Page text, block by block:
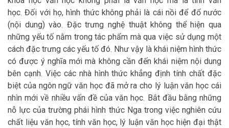
học. Đối với họ, hình thức không phải là cái nồi để đổ nước
(nội dung) vào. Đặc trưng nghệ thuật không thể hiện qua
những yếu tố nằm trong tác phẩm mà qua việc sử dụng một
cách đặc trưng các yếu tố đó. Như vậy là khái niệm hình thức
có được ý nghĩa mới mà không cần đến khái niệm nội dung
bên cạnh. Việc các nhà hình thức khẳng định tính chất đặc
biệt của ngôn ngữ văn học đã mở ra cho lý luận văn học cái
nhìn mới về nhiều vấn đề của văn học. Bắt đầu bằng những
nỗ lực của trường phái hình thức Nga trong việc nghiên cứu
chất liệu văn học, tính văn học, lý luận văn học hiện đại thật